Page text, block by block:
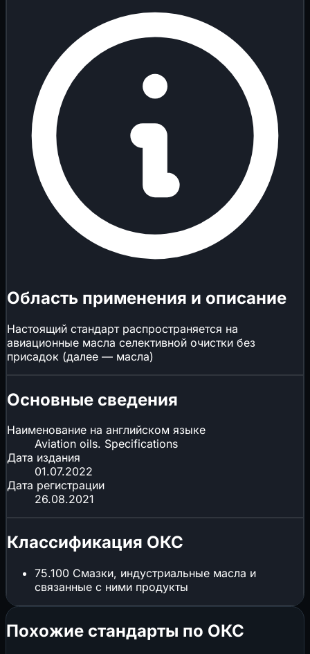
Область применения и описание
Настоящий стандарт распространяется на
авиационные масла селективной очистки без
присадок (далее — масла)
Основные сведения
Наименование на английском языке
Aviation oils. Specifications
Дата издания
01.07.2022
Дата регистрации
26.08.2021
Классификация ОКС
75.100 Смазки, индустриальные масла и
связанные с ними продукты
Похожие стандарты по ОКС